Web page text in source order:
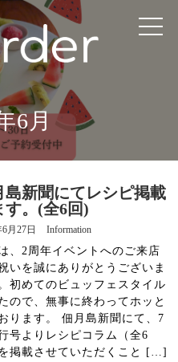
6月
島新聞にてレシピ掲載
す。(全6回)
月27日 Information
、2周年イベントへのご来店
いを誠にありがとうございま
初めてのビュッフェスタイル
ので、無事に終わってホッと
ります。 佃月島新聞にて、7
号よりレシピコラム（全6
掲載させていただくこと […]